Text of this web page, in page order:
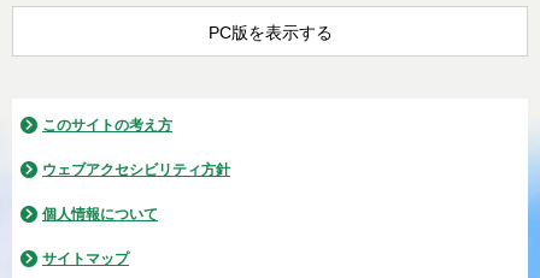
PC版を表示する
このサイトの考え方
ウェブアクセシビリティ方針
個人情報について
サイトマップ